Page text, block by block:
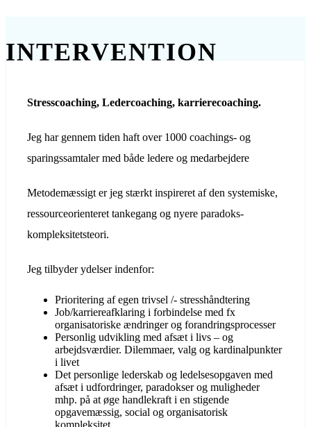
INTERVENTION
Stresscoaching, Ledercoaching, karrierecoaching.
Jeg har gennem tiden haft over 1000 coachings- og
sparingssamtaler med både ledere og medarbejdere
Metodemæssigt er jeg stærkt inspireret af den systemiske,
ressourceorienteret tankegang og nyere paradoks-
kompleksitetsteori.
Jeg tilbyder ydelser indenfor:
Prioritering af egen trivsel /- stresshåndtering
Job/karriereafklaring i forbindelse med fx
organisatoriske ændringer og forandringsprocesser
Personlig udvikling med afsæt i livs – og
arbejdsværdier. Dilemmaer, valg og kardinalpunkter
i livet
Det personlige lederskab og ledelsesopgaven med
afsæt i udfordringer, paradokser og muligheder
mhp. på at øge handlekraft i en stigende
opgavemæssig, social og organisatorisk